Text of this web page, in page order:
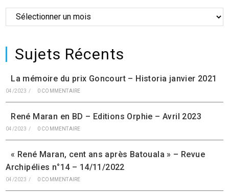
Sujets Récents
La mémoire du prix Goncourt – Historia janvier 2021
04/2023 / 0 COMMENTAIRE
René Maran en BD – Editions Orphie – Avril 2023
04/2023 / 0 COMMENTAIRE
« René Maran, cent ans après Batouala » – Revue
Archipélies n°14 – 14/11/2022
04/2023 / 0 COMMENTAIRE